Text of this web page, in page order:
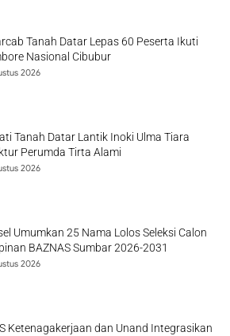
Tanah Datar Lepas 60 Peserta Ikuti
Nasional Cibubur
2026
Tanah Datar Lantik Inoki Ulma Tiara
Perumda Tirta Alami
2026
Umumkan 25 Nama Lolos Seleksi Calon
BAZNAS Sumbar 2026-2031
2026
Ketenagakerjaan dan Unand Integrasikan